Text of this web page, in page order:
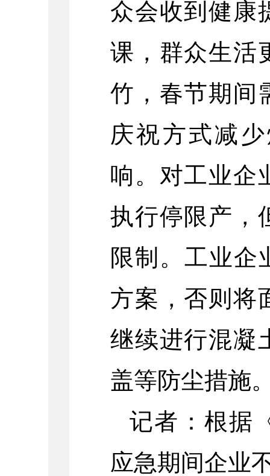
众会收到健康
课，群众生活
竹，春节期间
庆祝方式减
响。对工业企
执行停限产，
限制。工业企
方案，否则将
继续进行混凝
盖等防尘措施
记者：根据
应急期间企业